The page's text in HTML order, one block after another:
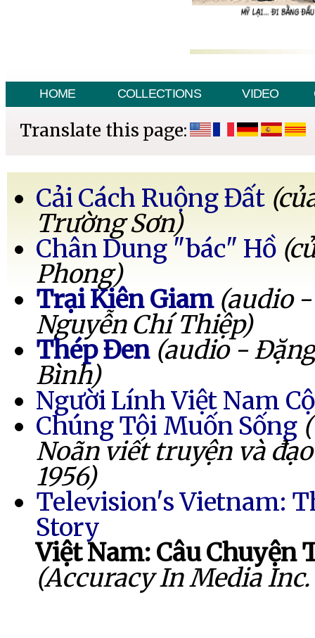
HOME COLLECTIONS VIDEO
Translate this page:
Cải Cách Ruộng Đất
Trường Sơn)
Chân Dung "bác" Hồ
Phong)
Trại Kiên Giam (audio -
Nguyễn Chí Thiệp)
Thép Đen (audio -
Bình)
Người Lính Việt Nam
Chúng Tôi Muốn Sống
Noãn viết truyện và
1956)
Television's Vietnam:
Story
Việt Nam: Câu Chuyện
(Accuracy In Media Inc.